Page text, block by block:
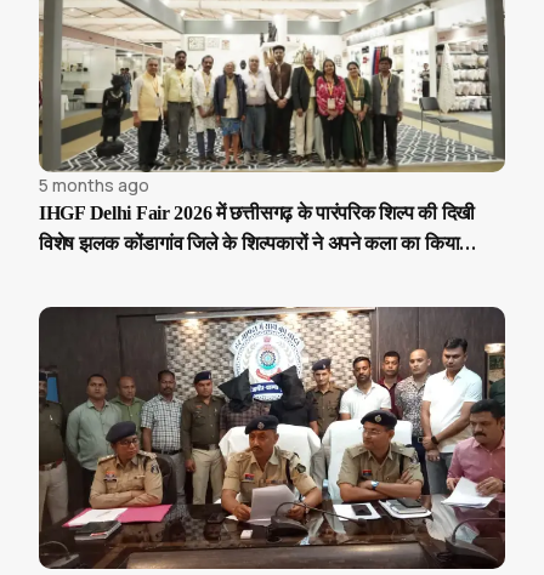
5 months ago
IHGF Delhi Fair 2026 में छत्तीसगढ़ के पारंपरिक शिल्प की दिखी
विशेष झलक कोंडागांव जिले के शिल्पकारों ने अपने कला का किया